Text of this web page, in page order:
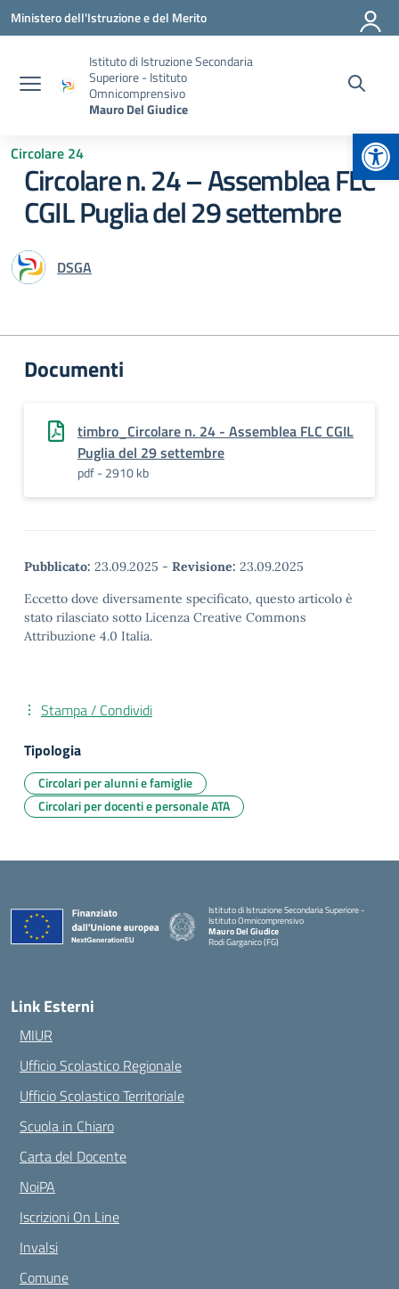
Vai ai contenuti
Vai al menu di navigazione
Vai al footer
Ministero dell'Istruzione e del Merito
Istituto di Istruzione Secondaria
Superiore - Istituto
Omnicomprensivo
Mauro Del Giudice
Circolare 24
Circolare n. 24 – Assemblea FLC
CGIL Puglia del 29 settembre
DSGA
Documenti
timbro_Circolare n. 24 - Assemblea FLC CGIL
Puglia del 29 settembre
pdf - 2910 kb
Pubblicato: 23.09.2025 - Revisione: 23.09.2025
Eccetto dove diversamente specificato, questo articolo è
stato rilasciato sotto Licenza Creative Commons
Attribuzione 4.0 Italia.
Stampa / Condividi
Tipologia
Circolari per alunni e famiglie
Circolari per docenti e personale ATA
Istituto di Istruzione Secondaria Superiore -
Istituto Omnicomprensivo
Mauro Del Giudice
Rodi Garganico (FG)
— Visita la pagina iniziale della scuola
Link Esterni
MIUR
Ufficio Scolastico Regionale
Ufficio Scolastico Territoriale
Scuola in Chiaro
Carta del Docente
NoiPA
Iscrizioni On Line
Invalsi
Comune